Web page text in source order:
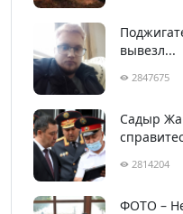
вывезл...
2847675
Садыр
2814204
ФОТО –